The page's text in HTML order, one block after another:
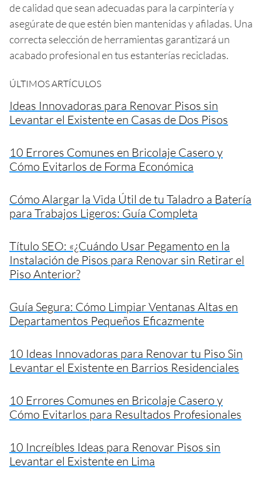
de calidad que sean adecuadas para la carpintería y
asegúrate de que estén bien mantenidas y afiladas. Una
correcta selección de herramientas garantizará un
acabado profesional en tus estanterías recicladas.
ÚLTIMOS ARTÍCULOS
Ideas Innovadoras para Renovar Pisos sin
Levantar el Existente en Casas de Dos Pisos
10 Errores Comunes en Bricolaje Casero y
Cómo Evitarlos de Forma Económica
Cómo Alargar la Vida Útil de tu Taladro a Batería
para Trabajos Ligeros: Guía Completa
Título SEO: «¿Cuándo Usar Pegamento en la
Instalación de Pisos para Renovar sin Retirar el
Piso Anterior?
Guía Segura: Cómo Limpiar Ventanas Altas en
Departamentos Pequeños Eficazmente
10 Ideas Innovadoras para Renovar tu Piso Sin
Levantar el Existente en Barrios Residenciales
10 Errores Comunes en Bricolaje Casero y
Cómo Evitarlos para Resultados Profesionales
10 Increíbles Ideas para Renovar Pisos sin
Levantar el Existente en Lima